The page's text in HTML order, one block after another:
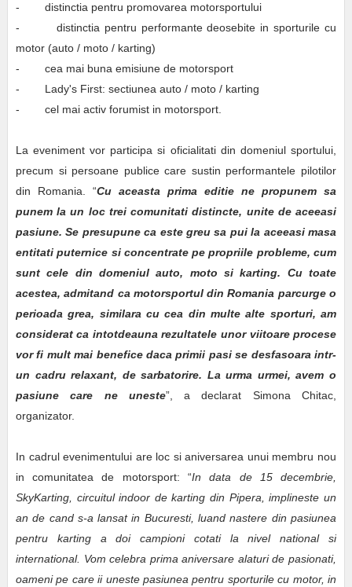
- distinctia pentru promovarea motorsportului
- distinctia pentru performante deosebite in sporturile cu
motor (auto / moto / karting)
- cea mai buna emisiune de motorsport
- Lady's First: sectiunea auto / moto / karting
- cel mai activ forumist in motorsport.
La eveniment vor participa si oficialitati din domeniul sportului,
precum si persoane publice care sustin performantele pilotilor
din Romania. “Cu aceasta prima editie ne propunem sa
punem la un loc trei comunitati distincte, unite de aceeasi
pasiune. Se presupune ca este greu sa pui la aceeasi masa
entitati puternice si concentrate pe propriile probleme, cum
sunt cele din domeniul auto, moto si karting. Cu toate
acestea, admitand ca motorsportul din Romania parcurge o
perioada grea, similara cu cea din multe alte sporturi, am
considerat ca intotdeauna rezultatele unor viitoare procese
vor fi mult mai benefice daca primii pasi se desfasoara intr-
un cadru relaxant, de sarbatorire. La urma urmei, avem o
pasiune care ne uneste”, a declarat Simona Chitac,
organizator.
In cadrul evenimentului are loc si aniversarea unui membru nou
in comunitatea de motorsport: “In data de 15 decembrie,
SkyKarting, circuitul indoor de karting din Pipera, implineste un
an de cand s-a lansat in Bucuresti, luand nastere din pasiunea
pentru karting a doi campioni cotati la nivel national si
international. Vom celebra prima aniversare alaturi de pasionati,
oameni pe care ii uneste pasiunea pentru sporturile cu motor, in